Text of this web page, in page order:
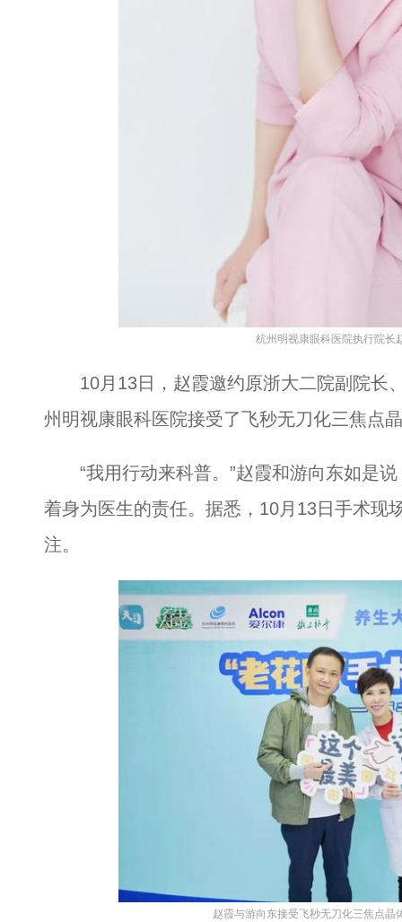
杭州明视康眼科医院执行院长
10月13日，赵霞邀约原浙大二院副院长
州明视康眼科医院接受了飞秒无刀化三焦点
“我用行动来科普。”赵霞和游向东如是说
着身为医生的责任。据悉，10月13日手术现
注。
赵霞与游向东接受飞秒无刀化三焦点晶